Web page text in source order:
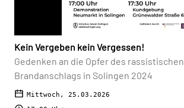
Kein Vergeben kein Vergessen!
Gedenken an die Opfer des rassistischen
Brandanschlags in Solingen 2024
Mittwoch, 25.03.2026